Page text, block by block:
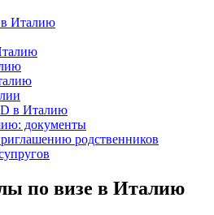
в Италию
D в Италию
документы
родственников
по визе в Италию